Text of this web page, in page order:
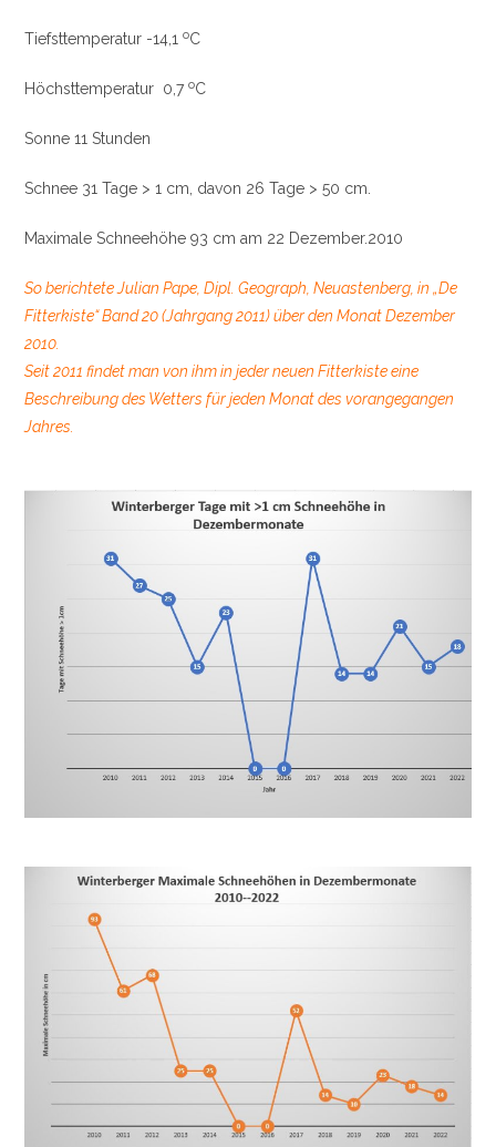
Tiefsttemperatur -14,1oC
Höchsttemperatur 0,7oC
Sonne 11 Stunden
Schnee 31 Tage > 1 cm, davon 26 Tage > 50 cm.
Maximale Schneehöhe 93 cm am 22 Dezember.2010
So berichtete Julian Pape, Dipl. Geograph, Neuastenberg, in „De
Fitterkiste“ Band 20 (Jahrgang 2011) über den Monat Dezember
2010.
Seit 2011 findet man von ihm in jeder neuen Fitterkiste eine
Beschreibung des Wetters für jeden Monat des vorangegangen
Jahres.